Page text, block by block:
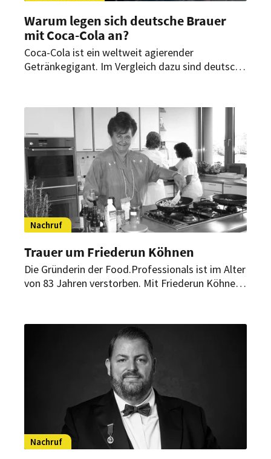
Warum legen sich deutsche Brauer
mit Coca-Cola an?
Coca-Cola ist ein weltweit agierender
Getränkegigant. Im Vergleich dazu sind deutsche
Nachruf
Trauer um Friederun Köhnen
Die Gründerin der Food.Professionals ist im Alter
von 83 Jahren verstorben. Mit Friederun Köhnen
und Pionierin.
Nachruf